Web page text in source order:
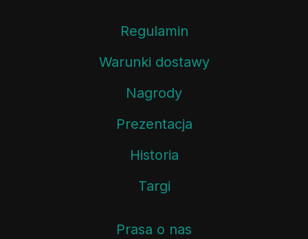
Regulamin
Warunki dostawy
Nagrody
Prezentacja
Historia
Targi
Prasa o nas